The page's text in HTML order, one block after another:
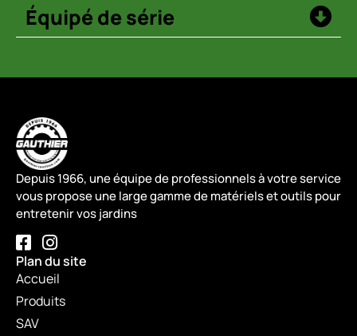
Équipé de série
Depuis 1966, une équipe de professionnels à votre service
vous propose une large gamme de matériels et outils pour
entretenir vos jardins
Plan du site
Accueil
Produits
SAV